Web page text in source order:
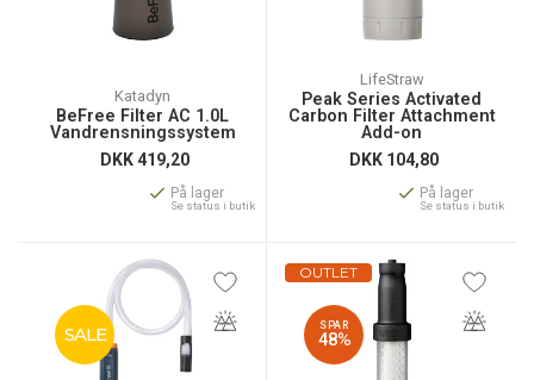
Katadyn
BeFree Filter AC 1.0L
Vandrensningssystem
DKK419,20
På lager
Se status i butik
LifeStraw
Peak Series Activated
Carbon Filter Attachment
Add-on
DKK 104,80
På lager
Se status i butik
SALE
OUTLET
SPAR
48%